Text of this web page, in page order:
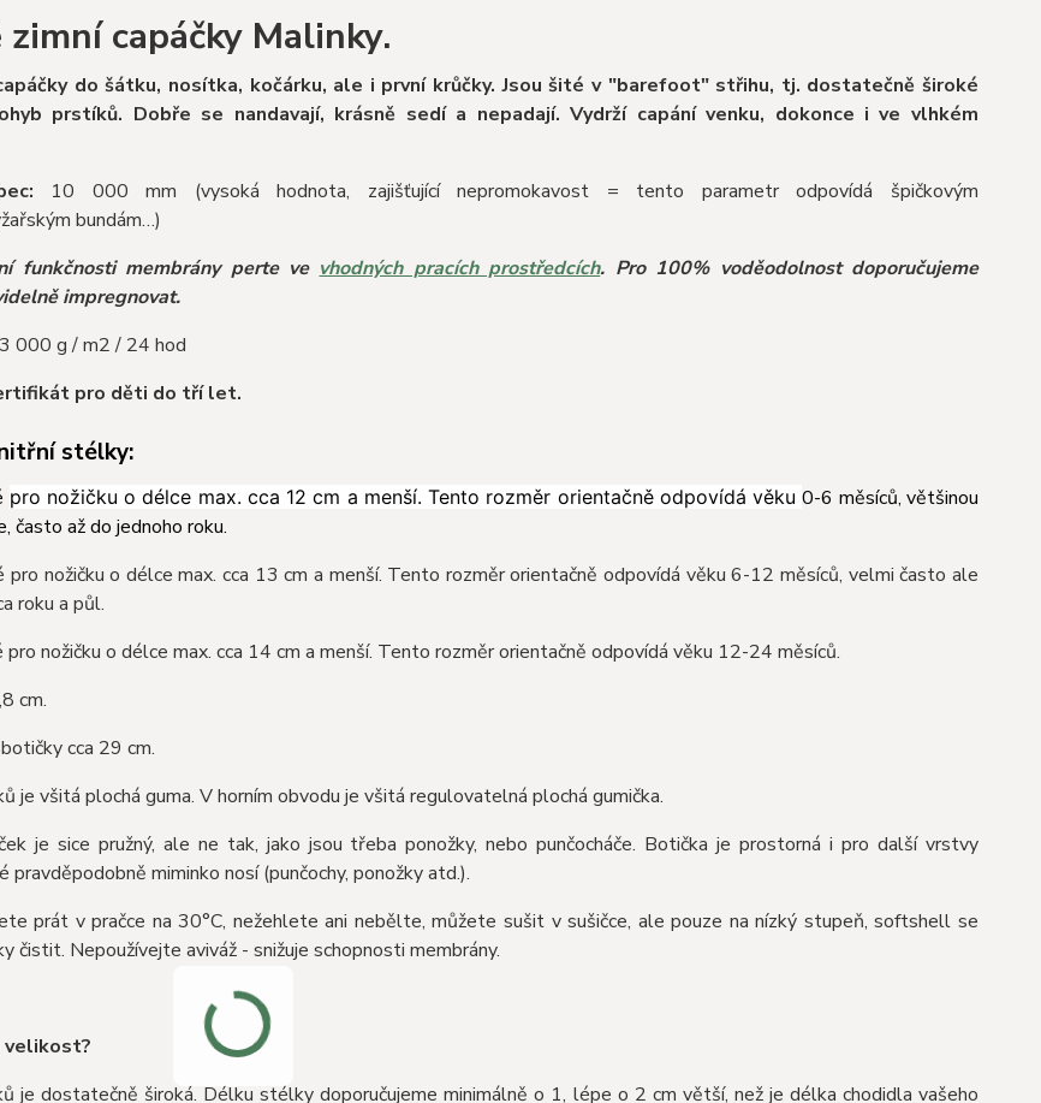
zimní capáčky Malinky.
do šátku, nosítka, kočárku, ale i první krůčky. Jsou šité v "barefoot" střihu, tj. dostatečně široké
prstíků. Dobře se nandavají, krásně sedí a nepadají. Vydrží capání venku, dokonce i ve vlhkém
10 000 mm (vysoká hodnota, zajišťující nepromokavost = tento parametr odpovídá špičkovým
bundám…)
funkčnosti membrány perte ve vhodných pracích prostředcích. Pro 100% voděodolnost doporučujeme
impregnovat.
000 g / m2 / 24 hod
pro děti do tří let.
stélky:
pro nožičku o délce max. cca 12 cm a menší. Tento rozměr orientačně odpovídá věku0-6 měsíců, většinou
často až do jednoho roku.
pro nožičku o délce max. cca 13 cm a menší. Tento rozměr orientačně odpovídá věku 6-12 měsíců, velmi často ale
roku a půl.
pro nožičku o délce max. cca 14 cm a menší. Tento rozměr orientačně odpovídá věku 12-24 měsíců.
cm.
botičky cca 29 cm.
je všitá plochá guma. V horním obvodu je všitá regulovatelná plochá gumička.
je sice pružný, ale ne tak, jako jsou třeba ponožky, nebo punčocháče. Botička je prostorná i pro další vrstvy
pravděpodobně miminko nosí (punčochy, ponožky atd.).
prát v pračce na 30°C, nežehlete ani nebělte, můžete sušit v sušičce, ale pouze na nízký stupeň, softshell se
čistit. Nepoužívejte aviváž - snižuje schopnosti membrány.
velikost?
je dostatečně široká. Délku stélky doporučujeme minimálně o 1, lépe o 2 cm větší, než je délka chodidla vašeho